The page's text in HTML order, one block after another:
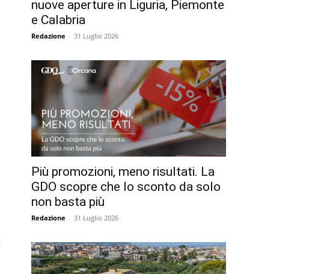
nuove aperture in Liguria, Piemonte
e Calabria
Redazione - 31 Luglio 2026
Più promozioni, meno risultati. La
GDO scopre che lo sconto da solo
non basta più
Redazione - 31 Luglio 2026